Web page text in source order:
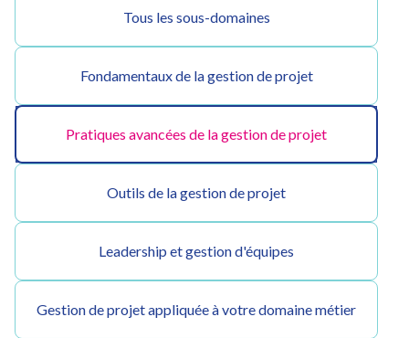
Tous les sous-domaines
Fondamentaux de la gestion de projet
Pratiques avancées de la gestion de projet
Outils de la gestion de projet
Leadership et gestion d'équipes
Gestion de projet appliquée à votre domaine métier